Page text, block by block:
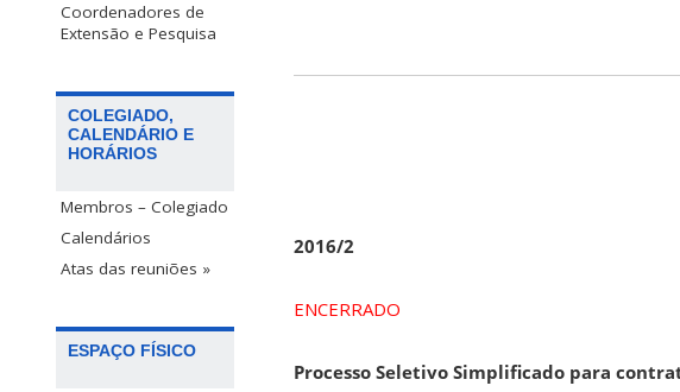
Coordenadores de
Extensão e Pesquisa
COLEGIADO,
CALENDÁRIO E
HORÁRIOS
Membros – Colegiado
Calendários
Atas das reuniões »
ESPAÇO FÍSICO
2016/2
ENCERRADO
Processo Seletivo Simplificado para